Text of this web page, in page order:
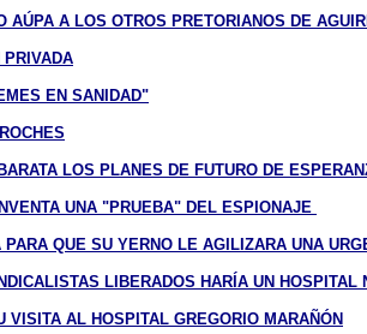
AÚPA A LOS OTROS PRETORIANOS DE
EN SANIDAD"
LOS PLANES DE FUTURO DE
UNA "PRUEBA" DEL ESPIONAJE
QUE SU YERNO LE AGILIZARA UNA
LIBERADOS HARÍA UN HOSPITAL
VISITA AL HOSPITAL GREGORIO MARAÑÓN